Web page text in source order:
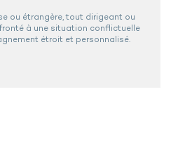
ou étrangère, tout dirigeant ou
à une situation conflictuelle
étroit et personnalisé.